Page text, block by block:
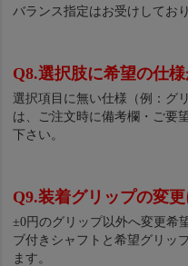
バランス指定はお受けしてお
Q8.選択肢に希望の仕
選択項目に無い仕様（例：グ
は、ご注文時に備考欄・ご要
下さい。
Q9.装着グリップの変
±0円のグリップ以外へ変更希
ブ付きシャフトと希望グリッ
ます。